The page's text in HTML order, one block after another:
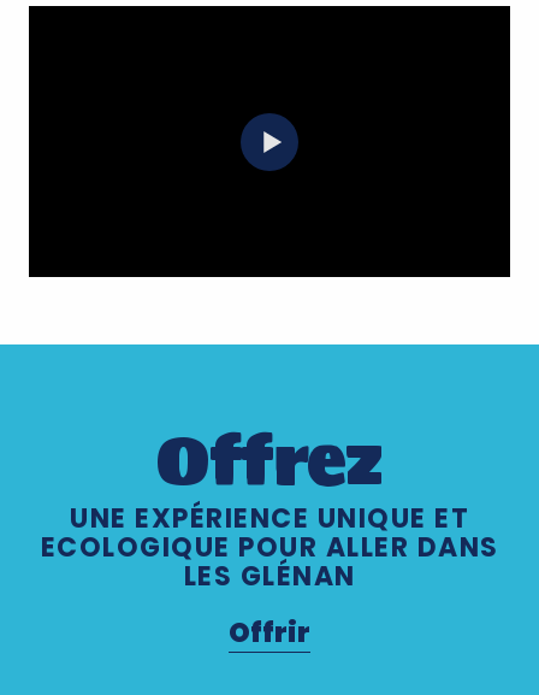
Offrez
UNE EXPÉRIENCE UNIQUE ET
ECOLOGIQUE POUR ALLER DANS
LES GLÉNAN
Offrir